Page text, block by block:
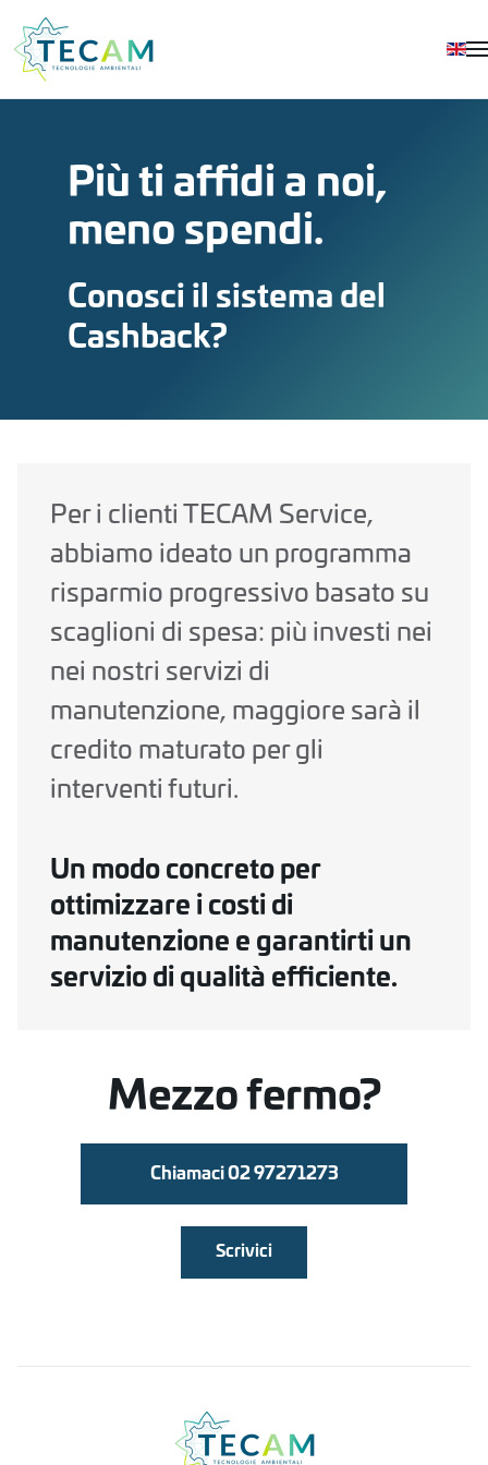
Skip to main content
Più ti aﬃdi a noi,
meno spendi.
Conosci il sistema del
Cashback?
Per i clienti TECAM Service,
abbiamo ideato un programma
risparmio progressivo basato su
scaglioni di spesa: più investi nei
nei nostri servizi di
manutenzione, maggiore sarà il
credito maturato per gli
interventi futuri.
Un modo concreto per
ottimizzare i costi di
manutenzione e garantirti un
servizio di qualità eﬃciente.
Mezzo fermo?
Chiamaci 02 97271273
Scrivici